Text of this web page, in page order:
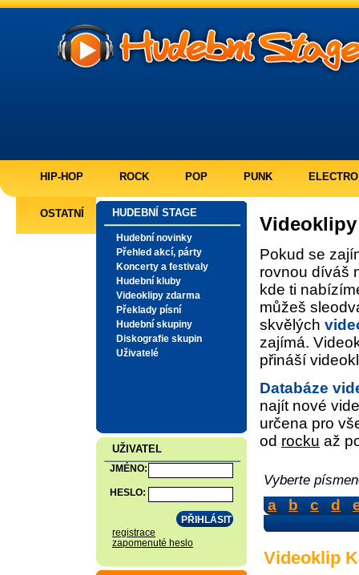
HIP-HOP ROCK POP PUNK ELECTRO
OSTATNÍ HUDEBNÍ STAGE
Hudební novinky
Přehled akcí, párty
Koncerty a festivaly
Hudební kluby
Videoklipy zdarma
Překlady písní
Hudební skupiny
Diskografie skupin
Uživatelé
UŽIVATEL
JMÉNO:
HESLO:
registrace
zapomenuté heslo
Pokud se
rovnou díváš
kde ti
můžeš
skvělých
zajímá.
přináší
Databáze
najít nové
určena pro
od rocku až
Vyberte
a b c d
Videoklip